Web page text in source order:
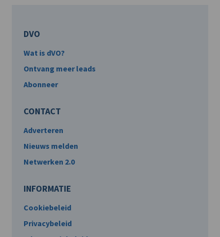
DVO
Wat is dVO?
Ontvang meer leads
Abonneer
CONTACT
Adverteren
Nieuws melden
Netwerken 2.0
INFORMATIE
Cookiebeleid
Privacybeleid